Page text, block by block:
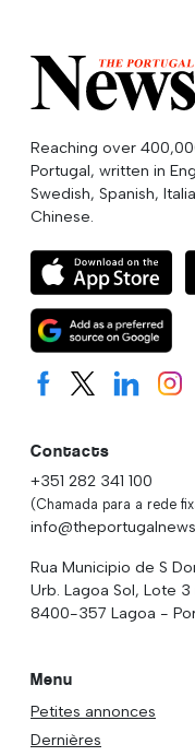
Reaching over
Portugal, written in
Swedish, Spanish,
Chinese.
Contacts
+351 282 341 100
(Chamada para a rede
Rua Municipio de S
Urb. Lagoa Sol, Lote
8400-357 Lagoa -
Menu
Petites annonces
Dernières